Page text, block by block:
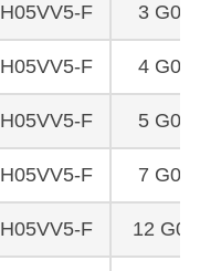
H05VV5-F 3 G0.5
H05VV5-F 4 G0.5
H05VV5-F 5 G0.5
H05VV5-F 7 G0.5
H05VV5-F 12